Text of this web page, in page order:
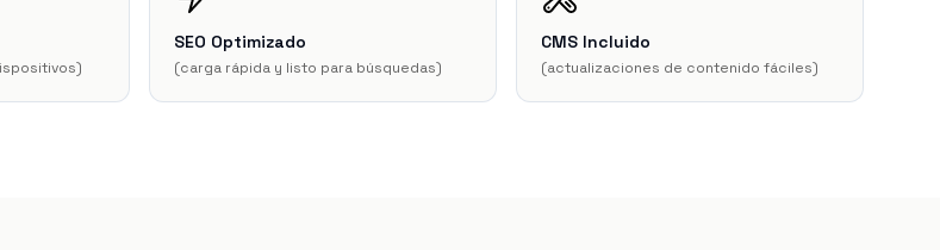
)
SEO Optimizado
(carga rápida y listo para búsquedas)
CMS Incluido
(actualizaciones de contenido fáciles)